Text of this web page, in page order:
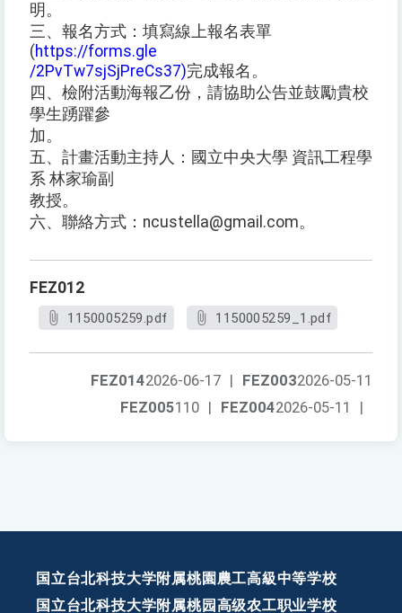
明。
三、報名方式：填寫線上報名表單
(https://forms.gle
/2PvTw7sjSjPreCs37)完成報名。
四、檢附活動海報乙份，請協助公告並鼓勵貴校
學生踴躍參
加。
五、計畫活動主持人：國立中央大學 資訊工程學
系 林家瑜副
教授。
六、聯絡方式：ncustella@gmail.com。
FEZ012
1150005259.pdf 1150005259_1.pdf
FEZ0032026-05-11
FEZ0142026-06-17 |
FEZ0042026-05-11 |
FEZ005110 |
国立台北科技大学附属桃園農工高級中等学校
国立台北科技大学附属桃园高级农工职业学校